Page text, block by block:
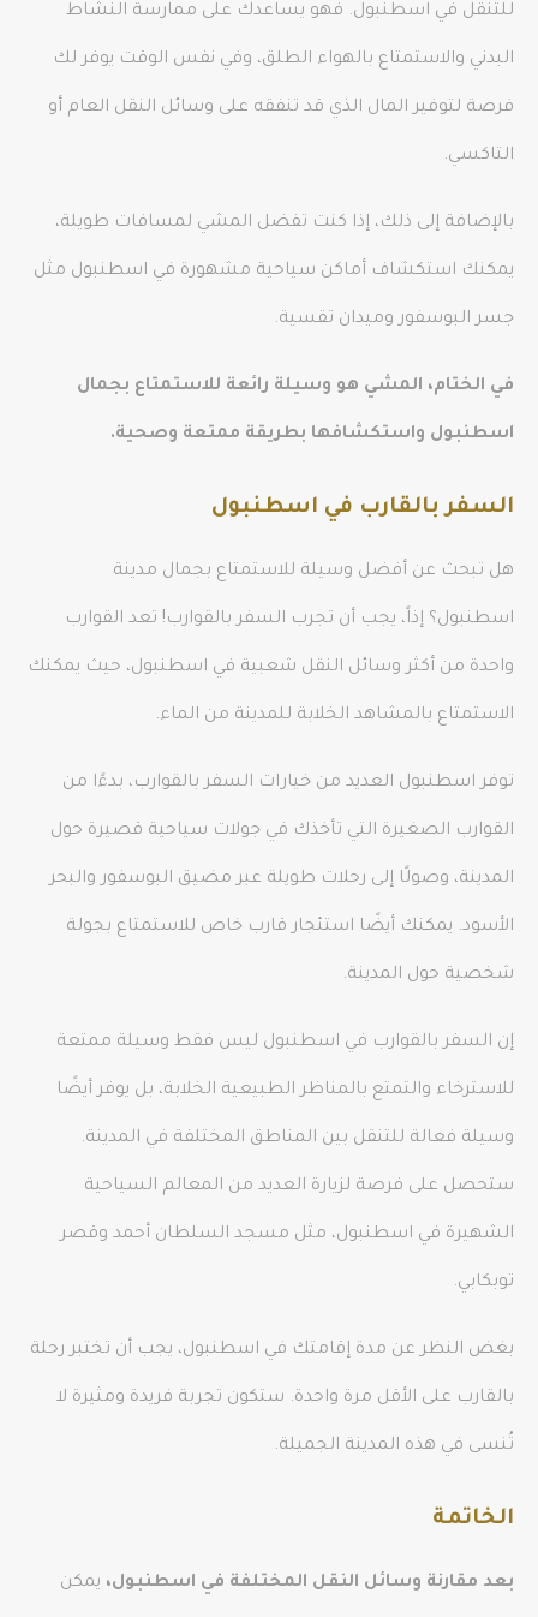
للتنقل في اسطنبول. فهو يساعدك على ممارسة النشاط
البدني والاستمتاع بالهواء الطلق، وفي نفس الوقت يوفر لك
فرصة لتوفير المال الذي قد تنفقه على وسائل النقل العام أو
التاكسي.
بالإضافة إلى ذلك، إذا كنت تفضل المشي لمسافات طويلة،
يمكنك استكشاف أماكن سياحية مشهورة في اسطنبول مثل
جسر البوسفور وميدان تقسية.
في الختام، المشي هو وسيلة رائعة للاستمتاع بجمال
اسطنبول واستكشافها بطريقة ممتعة وصحية.
السفر بالقارب في اسطنبول
هل تبحث عن أفضل وسيلة للاستمتاع بجمال مدينة
اسطنبول؟ إذاً، يجب أن تجرب السفر بالقوارب! تعد القوارب
واحدة من أكثر وسائل النقل شعبية في اسطنبول، حيث يمكنك
الاستمتاع بالمشاهد الخلابة للمدينة من الماء.
توفر اسطنبول العديد من خيارات السفر بالقوارب، بدءًا من
القوارب الصغيرة التي تأخذك في جولات سياحية قصيرة حول
المدينة، وصولًا إلى رحلات طويلة عبر مضيق البوسفور والبحر
الأسود. يمكنك أيضًا استئجار قارب خاص للاستمتاع بجولة
شخصية حول المدينة.
إن السفر بالقوارب في اسطنبول ليس فقط وسيلة ممتعة
للاسترخاء والتمتع بالمناظر الطبيعية الخلابة، بل يوفر أيضًا
وسيلة فعالة للتنقل بين المناطق المختلفة في المدينة.
ستحصل على فرصة لزيارة العديد من المعالم السياحية
الشهيرة في اسطنبول، مثل مسجد السلطان أحمد وقصر
توبكابي.
بغض النظر عن مدة إقامتك في اسطنبول، يجب أن تختبر رحلة
بالقارب على الأقل مرة واحدة. ستكون تجربة فريدة ومثيرة لا
تُنسى في هذه المدينة الجميلة.
الخاتمة
بعد مقارنة وسائل النقل المختلفة في اسطنبول، يمكن